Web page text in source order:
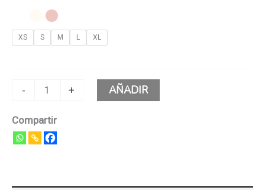
XS S M L XL
- + AÑADIR
Compartir